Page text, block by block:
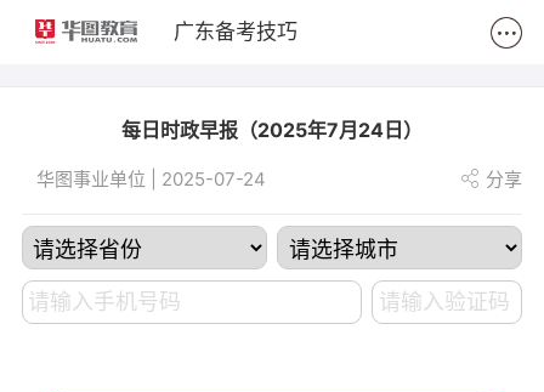
广东备考技巧
每日时政早报（2025年7月24日）
华图事业单位 | 2025-07-24 分享